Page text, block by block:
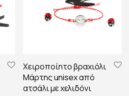
Χειροποίητο βραχιόλι
Μάρτης unisex από
ατσάλι με χελιδόνι